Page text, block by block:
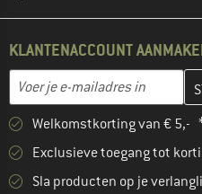
KLANTENACCOUNT
E-mailadres
Vul je e-mailadres hier in en
Welkomstkorting van € 5,-
Exclusieve toegang tot
Sla producten op je